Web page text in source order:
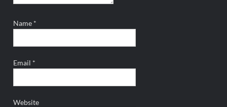
Name *
Email *
Website